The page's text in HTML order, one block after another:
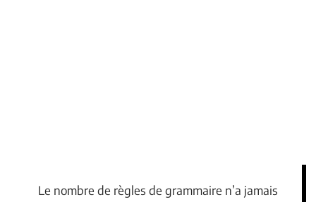
Le nombre de règles de grammaire n’a jamais